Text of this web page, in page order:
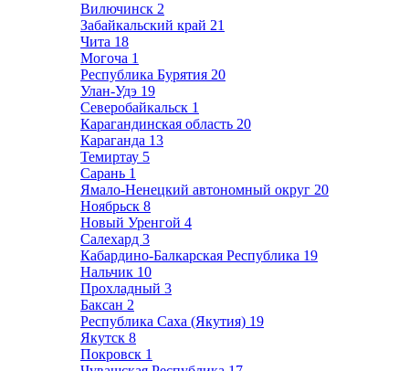
Вилючинск 2
Забайкальский край 21
Чита 18
Могоча 1
Республика Бурятия 20
Улан-Удэ 19
Северобайкальск 1
Карагандинская область 20
Караганда 13
Темиртау 5
Сарань 1
Ямало-Ненецкий автономный округ 20
Ноябрьск 8
Новый Уренгой 4
Салехард 3
Кабардино-Балкарская Республика 19
Нальчик 10
Прохладный 3
Баксан 2
Республика Саха (Якутия) 19
Якутск 8
Покровск 1